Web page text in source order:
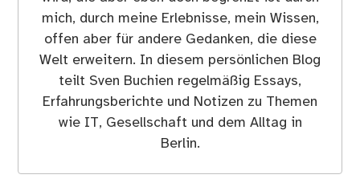
mich, durch meine Erlebnisse, mein Wissen,
offen aber für andere Gedanken, die diese
Welt erweitern. In diesem persönlichen Blog
teilt Sven Buchien regelmäßig Essays,
Erfahrungsberichte und Notizen zu Themen
wie IT, Gesellschaft und dem Alltag in
Berlin.